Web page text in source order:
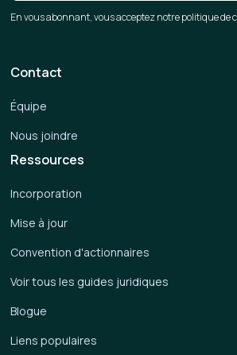
En vous abonnant, vous acceptez notre politique de
Ressources
Incorporation
Mise à jour
Convention d'actionnaires
Voir tous les guides juridiques
Blogue
Liens populaires
Contact
Équipe
Nous joindre